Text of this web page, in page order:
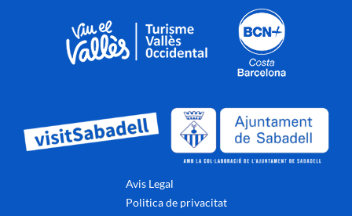
Avis Legal
Politica de privacitat